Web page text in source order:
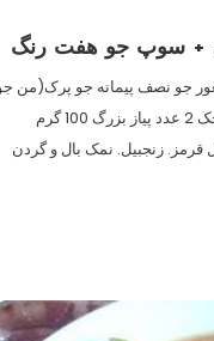
+ سوپ جو هفت رنگ
جو نصف پیمانه جو پرک(من
دو سر پرک زدم) 1/4 پیمانه ماش 2 عدد هویج کوچک 2 عدد پیاز بزرگ 100 گرم
قرمز. زنجبیل. نمک بال و گردن